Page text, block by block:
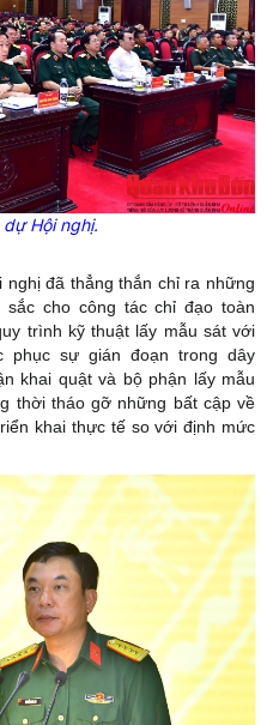
Hội nghị.
đã thẳng thắn chỉ ra những
cho công tác chỉ đạo toàn
trình kỹ thuật lấy mẫu sát với
sự gián đoạn trong dây
khai quật và bộ phận lấy mẫu
thời tháo gỡ những bất cập về
khai thực tế so với định mức